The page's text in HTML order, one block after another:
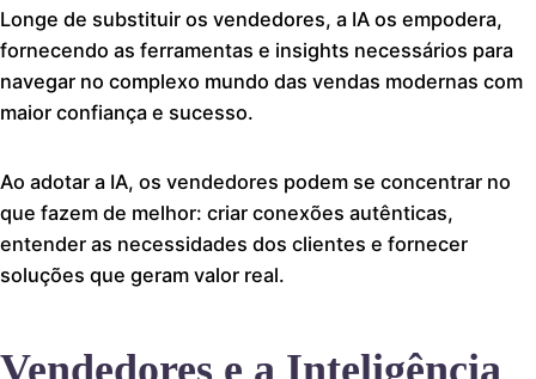
Longe de substituir os vendedores, a IA os empodera,
fornecendo as ferramentas e insights necessários para
navegar no complexo mundo das vendas modernas com
maior confiança e sucesso.
Ao adotar a IA, os vendedores podem se concentrar no
que fazem de melhor: criar conexões autênticas,
entender as necessidades dos clientes e fornecer
soluções que geram valor real.
Vendedores e a Inteligência